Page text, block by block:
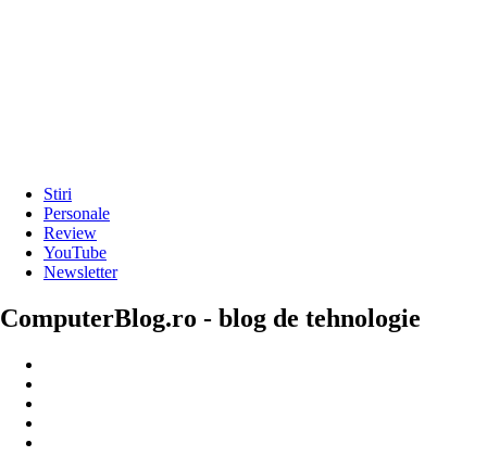
Stiri
Personale
Review
YouTube
Newsletter
ComputerBlog.ro - blog de tehnologie